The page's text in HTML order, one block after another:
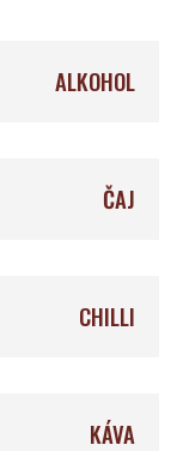
ALKOHOL
ČAJ
CHILLI
KÁVA